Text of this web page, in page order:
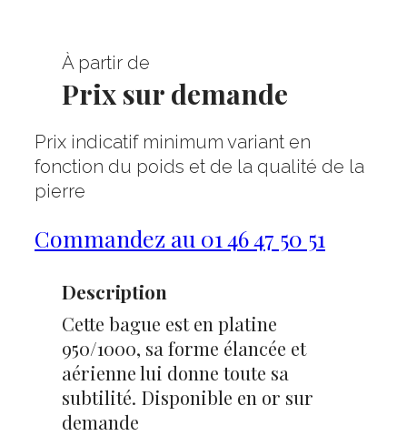
À partir de
Prix sur demande
Prix indicatif minimum variant en
fonction du poids et de la qualité de la
pierre
Commandez au 01 46 47 50 51
Description
Cette bague est en platine
950/1000, sa forme élancée et
aérienne lui donne toute sa
subtilité. Disponible en or sur
demande